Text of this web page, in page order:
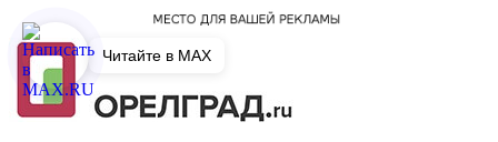
Читайте в MAX